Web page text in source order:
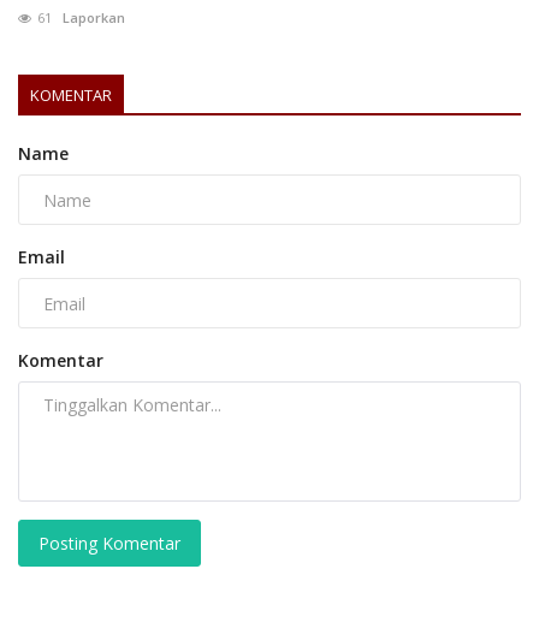
61
Laporkan
KOMENTAR
Name
Email
Komentar
Posting Komentar